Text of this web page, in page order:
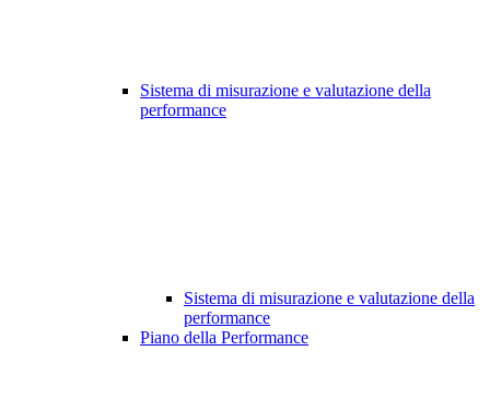
Sistema di misurazione e valutazione della
performance
Sistema di misurazione e valutazione della
performance
Piano della Performance